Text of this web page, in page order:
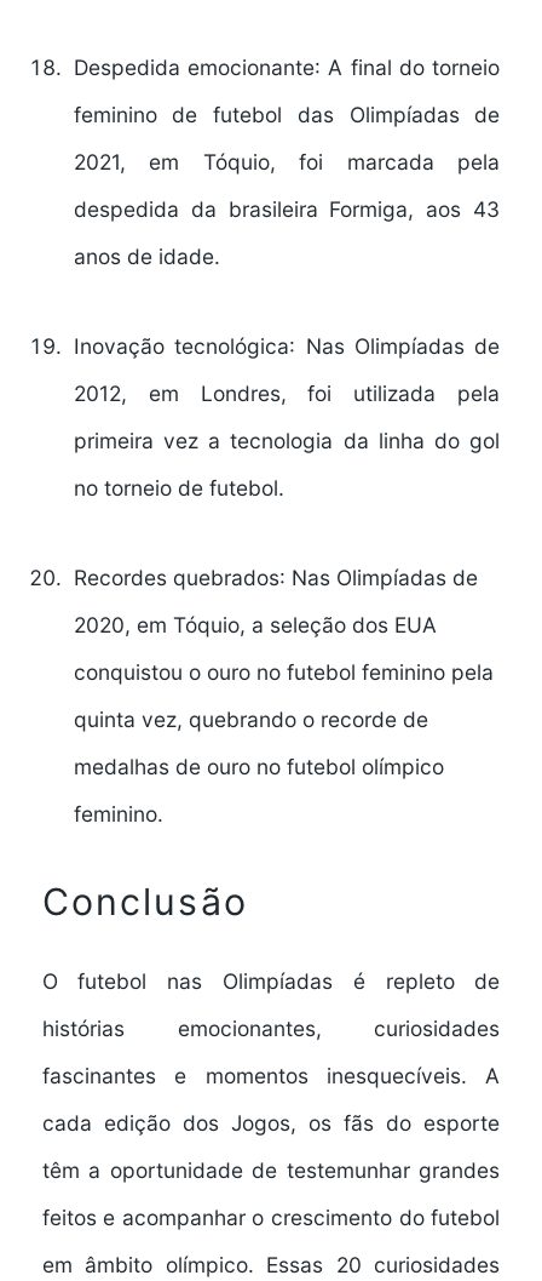
Despedida emocionante: A final do torneio
feminino de futebol das Olimpíadas de
2021, em Tóquio, foi marcada pela
despedida da brasileira Formiga, aos 43
anos de idade.
Inovação tecnológica: Nas Olimpíadas de
2012, em Londres, foi utilizada pela
primeira vez a tecnologia da linha do gol
no torneio de futebol.
Recordes quebrados: Nas Olimpíadas de
2020, em Tóquio, a seleção dos EUA
conquistou o ouro no futebol feminino pela
quinta vez, quebrando o recorde de
medalhas de ouro no futebol olímpico
feminino.
Conclusão
O futebol nas Olimpíadas é repleto de
histórias emocionantes, curiosidades
fascinantes e momentos inesquecíveis. A
cada edição dos Jogos, os fãs do esporte
têm a oportunidade de testemunhar grandes
feitos e acompanhar o crescimento do futebol
em âmbito olímpico. Essas 20 curiosidades